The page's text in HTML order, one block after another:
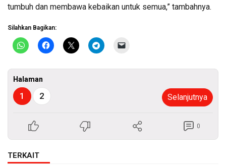
tumbuh dan membawa kebaikan untuk semua,” tambahnya.
Silahkan Bagikan:
Halaman
1 2 Selanjutnya
0
TERKAIT